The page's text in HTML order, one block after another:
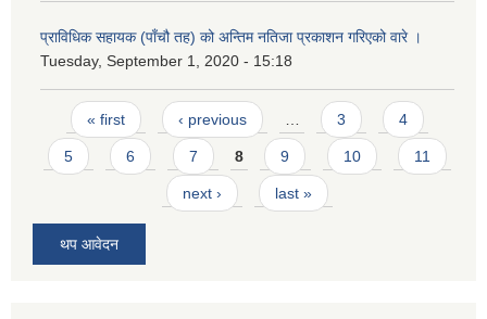
प्राविधिक सहायक (पाँचौ तह) को अन्तिम नतिजा प्रकाशन गरिएको वारे ।
Tuesday, September 1, 2020 - 15:18
Pages
« first ‹ previous … 3 4
5 6 7 8 9 10 11
next › last »
थप आवेदन